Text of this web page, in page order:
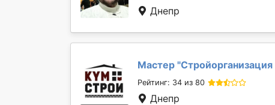
Днепр
Мастер "
Рейтинг: 34 из 80
Днепр